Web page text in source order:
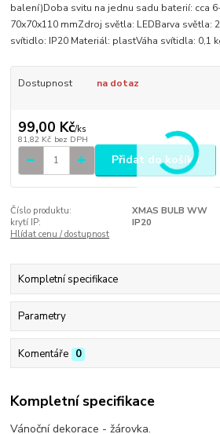
balení)Doba svitu na jednu sadu baterií: cca
70x70x110 mmZdroj světla: LEDBarva světla:
svítidlo: IP20 Materiál: plastVáha svítidla: 0,1
Dostupnost na dotaz
99,00 Kč/ks
81,82 Kč bez DPH
Přidat do košíku
Číslo produktu:
XMAS BULB WW
krytí IP:
IP20
Hlídat cenu / dostupnost
Kompletní specifikace
Parametry
Komentáře 0
Kompletní specifikace
Vánoční dekorace - žárovka.